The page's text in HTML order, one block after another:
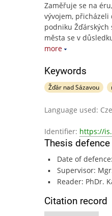
Zaměřuje se na
vývojem,
podniku
města se v
more
Keywords
Žďár nad Sázavou
Language used:
Identifier: https://
Thesis defence
Date of defence:
Supervisor:
Reader: PhDr.
Citation record